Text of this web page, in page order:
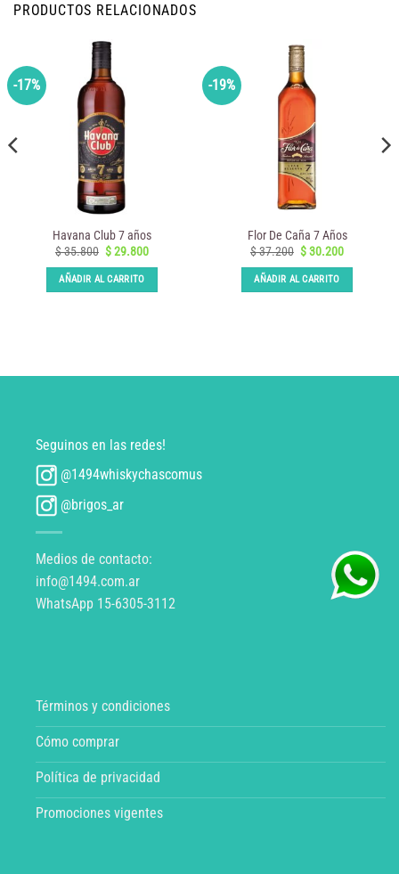
PRODUCTOS RELACIONADOS
-17%
Havana Club 7 años
$35.800 El
original
era:
$ 35.800.
$29.800El
$ 29.800.
AÑADIR AL CARRITO
-19%
Flor De Caña 7 Años
$37.200 El
original
era:
$ 37.200.
$30.200El
$ 30.200.
AÑADIR AL CARRITO
Seguinos en las redes!
@1494whiskychascomus
@brigos_ar
Medios de contacto:
info@1494.com.ar
WhatsApp 15-6305-3112
Términos y condiciones
Cómo comprar
Política de privacidad
Promociones vigentes